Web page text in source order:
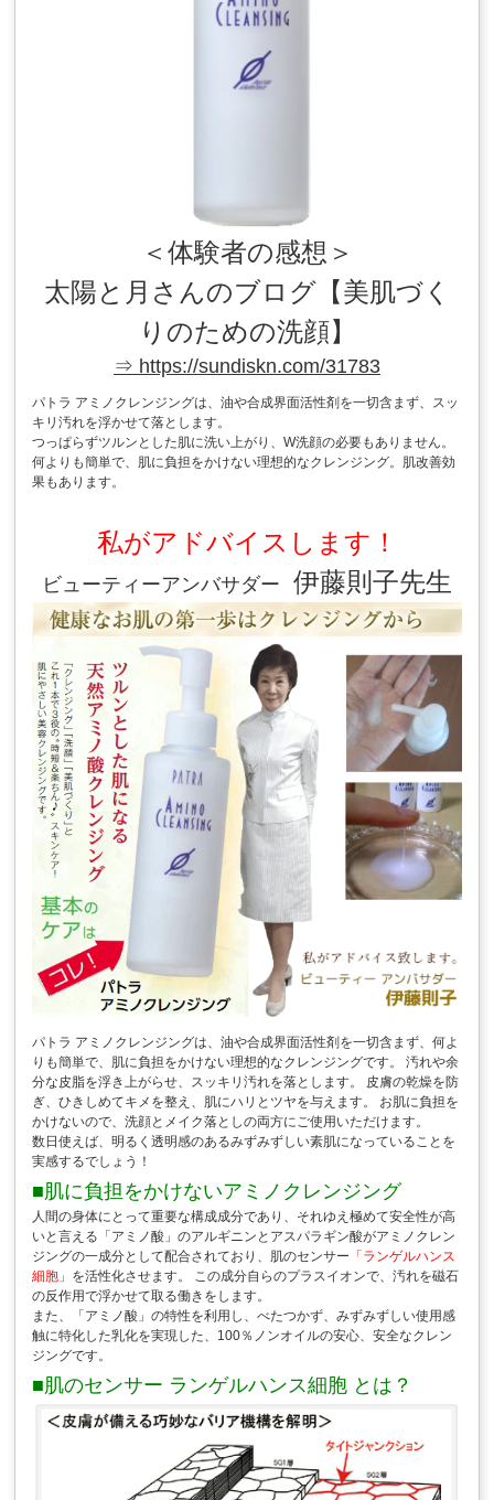
＜体験者の感想＞
太陽と月さんのブログ【美肌づく
りのための洗顔】
⇒ https://sundiskn.com/31783
パトラ アミノクレンジングは、油や合成界面活性剤を一切含まず、スッ
キリ汚れを浮かせて落とします。
つっぱらずツルンとした肌に洗い上がり、W洗顔の必要もありません。
何よりも簡単で、肌に負担をかけない理想的なクレンジング。肌改善効
果もあります。
私がアドバイスします！
ビューティーアンバサダー 伊藤則子先生
パトラ アミノクレンジングは、油や合成界面活性剤を一切含まず、何よ
りも簡単で、肌に負担をかけない理想的なクレンジングです。 汚れや余
分な皮脂を浮き上がらせ、スッキリ汚れを落とします。 皮膚の乾燥を防
ぎ、ひきしめてキメを整え、肌にハリとツヤを与えます。 お肌に負担を
かけないので、洗顔とメイク落としの両方にご使用いただけます。
数日使えば、明るく透明感のあるみずみずしい素肌になっていることを
実感するでしょう！
■肌に負担をかけないアミノクレンジング
人間の身体にとって重要な構成成分であり、それゆえ極めて安全性が高
いと言える「アミノ酸」のアルギニンとアスパラギン酸がアミノクレン
ジングの一成分として配合されており、肌のセンサー 「ランゲルハンス
細胞」 を活性化させます。 この成分自らのプラスイオンで、汚れを磁石
の反作用で浮かせて取る働きをします。
また、「アミノ酸」の特性を利用し、べたつかず、みずみずしい使用感
触に特化した乳化を実現した、100％ノンオイルの安心、安全なクレン
ジングです。
■肌のセンサー ランゲルハンス細胞 とは？